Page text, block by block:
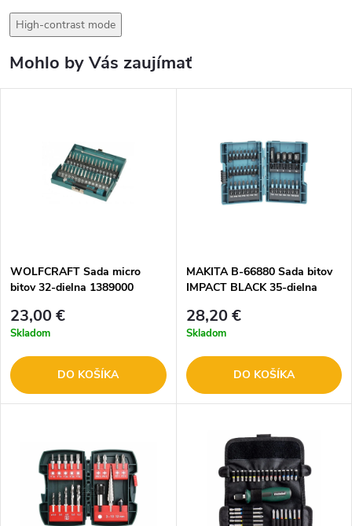
High-contrast mode
Mohlo by Vás zaujímať
WOLFCRAFT Sada micro
bitov 32-dielna 1389000
23,00 €
Skladom
DO KOŠÍKA
MAKITA B-66880 Sada bitov
IMPACT BLACK 35-dielna
28,20 €
Skladom
DO KOŠÍKA